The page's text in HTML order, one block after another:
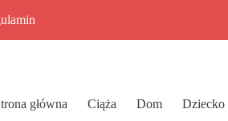
główna Ciąża Dom Dziecko